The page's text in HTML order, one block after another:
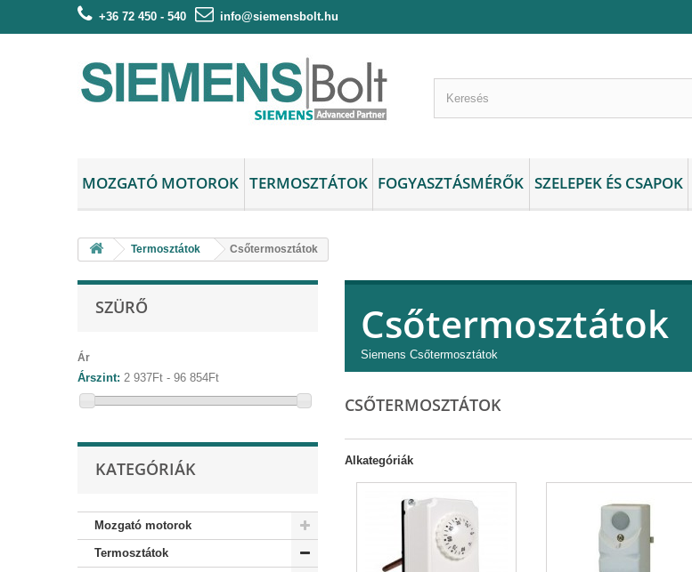
+36 72 450 - 540 info@siemensbolt.hu
MOZGATÓ MOTOROK TERMOSZTÁTOK FOGYASZTÁSMÉRŐK SZELEPEK ÉS CSAPOK
Termosztátok Csőtermosztátok
SZÜRŐ
Ár
Árszint: 2 937Ft - 96 854Ft
KATEGÓRIÁK
Mozgató motorok
Termosztátok
Csőtermosztátok
Siemens Csőtermosztátok
CSŐTERMOSZTÁTOK
Alkategóriák